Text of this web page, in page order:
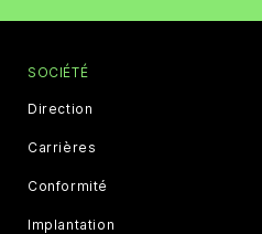
SOCIÉTÉ
Direction
Carrières
Conformité
Implantation